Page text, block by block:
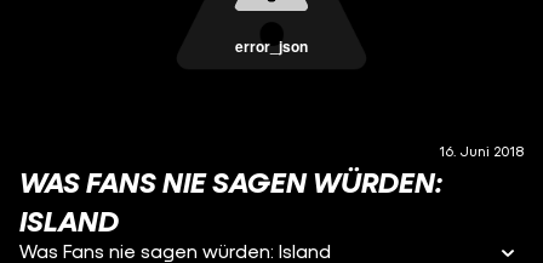
error_json
16. Juni 2018
WAS FANS NIE SAGEN WÜRDEN:
ISLAND
Was Fans nie sagen würden: Island